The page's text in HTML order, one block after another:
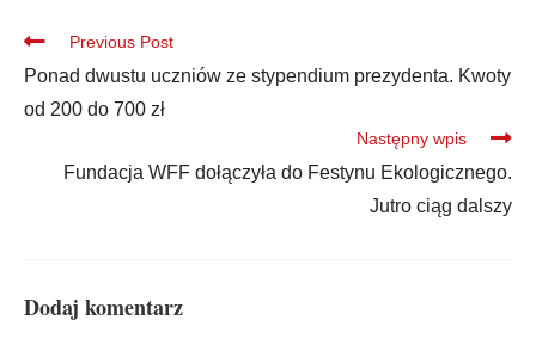
Previous Post
Ponad dwustu uczniów ze stypendium prezydenta. Kwoty
od 200 do 700 zł
Następny wpis
Fundacja WFF dołączyła do Festynu Ekologicznego.
Jutro ciąg dalszy
Dodaj komentarz